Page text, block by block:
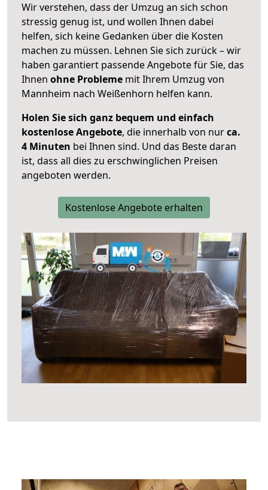
Wir verstehen, dass der Umzug an sich schon
stressig genug ist, und wollen Ihnen dabei
helfen, sich keine Gedanken über die Kosten
machen zu müssen. Lehnen Sie sich zurück – wir
haben garantiert passende Angebote für Sie, das
Ihnen ohne Probleme mit Ihrem Umzug von
Mannheim nach Weißenhorn helfen kann.
Holen Sie sich ganz bequem und einfach
kostenlose Angebote, die innerhalb von nurca.
4 Minuten bei Ihnen sind. Und das Beste daran
ist, dass all dies zu erschwinglichen Preisen
angeboten werden.
Kostenlose Angebote erhalten